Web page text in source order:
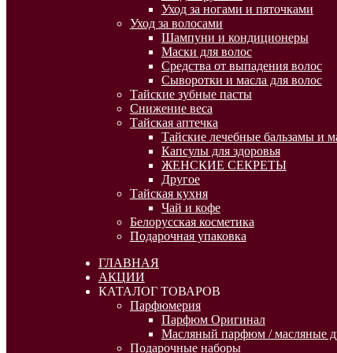
Уход за ногами и пяточками
Уход за волосами
Шампуни и кондиционеры
Маски для волос
Средства от выпадения волос
Сыворотки и масла для волос
Тайские зубные пасты
Снижение веса
Тайская аптечка
Тайские лечебные бальзамы и
Капсулы для здоровья
ЖЕНСКИЕ СЕКРЕТЫ
Другое
Тайская кухня
Чай и кофе
Белорусская косметика
Подарочная упаковка
ГЛАВНАЯ
АКЦИИ
КАТАЛОГ ТОВАРОВ
Парфюмерия
Парфюм Оригинал
Масляный парфюм / масляные
Подарочные наборы